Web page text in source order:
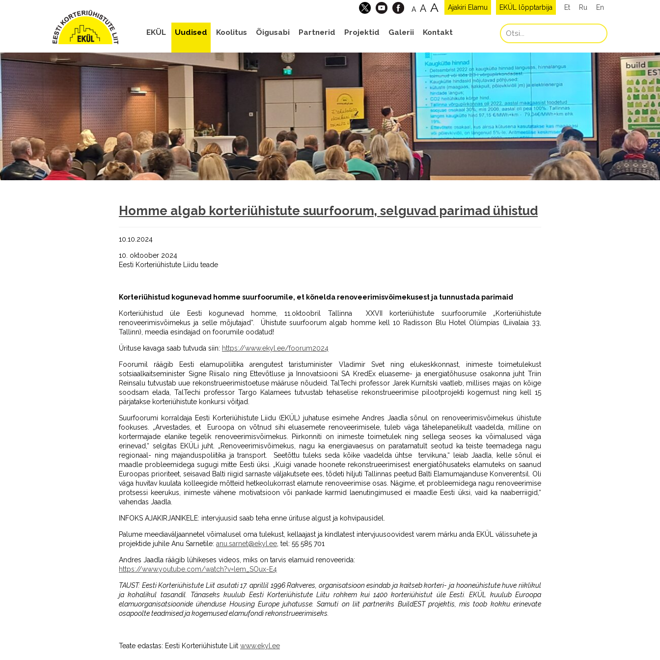
Et Ru En
EKÜL lõpptarbija
Ajakiri Elamu
A A A
EKÜL Uudised Koolitus Õigusabi Partnerid Projektid Galerii Kontakt
Homme algab korteriühistute suurfoorum, selguvad parimad ühistud
10.10.2024
10. oktoober 2024
Eesti Korteriühistute Liidu teade
Korteriühistud kogunevad homme suurfoorumile, et kõnelda renoveerimisvõimekusest ja tunnustada parimaid
Korteriühistud üle Eesti kogunevad homme, 11.oktoobril Tallinna XXVII korteriühistute suurfoorumile „Korteriühistute
renoveerimisvõimekus ja selle mõjutajad“. Ühistute suurfoorum algab homme kell 10 Radisson Blu Hotel Olümpias (Liivalaia 33,
Tallinn), meedia esindajad on foorumile oodatud!
Ürituse kavaga saab tutvuda siin: https://www.ekyl.ee/foorum2024
Foorumil räägib Eesti elamupoliitika arengutest taristuminister Vladimir Svet ning elukeskkonnast, inimeste toimetulekust
sotsiaalkaitseminister Signe Riisalo ning Ettevõtluse ja Innovatsiooni SA KredEx eluaseme- ja energiatõhususe osakonna juht Triin
Reinsalu tutvustab uue rekonstrueerimistoetuse määruse nõudeid. TalTechi professor Jarek Kurnitski vaatleb, millises majas on kõige
soodsam elada, TalTechi professor Targo Kalamees tutvustab tehaselise rekonstrueerimise pilootprojekti kogemust ning kell 15
pärjatakse korteriühistute konkursi võitjad.
Suurfoorumi korraldaja Eesti Korteriühistute Liidu (EKÜL) juhatuse esimehe Andres Jaadla sõnul on renoveerimisvõimekus ühistute
fookuses. „Arvestades, et Euroopa on võtnud sihi eluasemete renoveerimisele, tuleb väga tähelepanelikult vaadelda, milline on
kortermajade elanike tegelik renoveerimisvõimekus. Piirkonniti on inimeste toimetulek ning sellega seoses ka võimalused väga
erinevad,“ selgitas EKÜLi juht. „Renoveerimisvõimekus, nagu ka energiavaesus on paratamatult seotud ka teiste teemadega nagu
regionaal- ning majanduspoliitika ja transport. Seetõttu tuleks seda kõike vaadelda ühtse tervikuna,“ leiab Jaadla, kelle sõnul ei
maadle probleemidega sugugi mitte Eesti üksi. „Kuigi vanade hoonete rekonstrueerimisest energiatõhusateks elamuteks on saanud
Euroopas prioriteet, seisavad Balti riigid sarnaste väljakutsete ees, tõdeti hiljuti Tallinnas peetud Balti Elamumajanduse Konverentsil. Oli
väga huvitav kuulata kolleegide mõtteid hetkeolukorrast elamute renoveerimise osas. Nägime, et probleemidega nagu renoveerimise
protsessi keerukus, inimeste vähene motivatsioon või pankade karmid laenutingimused ei maadle Eesti üksi, vaid ka naaberriigid,“
vahendas Jaadla.
INFOKS AJAKIRJANIKELE: intervjuusid saab teha enne ürituse algust ja kohvipausidel.
Palume meediaväljaannetel võimalusel oma tulekust, kellaajast ja kindlatest intervjuusoovidest varem märku anda EKÜL välissuhete ja
projektide juhile Anu Sarnetile: anu.sarnet@ekyl.ee , tel: 55 585 701
Andres Jaadla räägib lühikeses videos, miks on tarvis elamuid renoveerida:
https://www.youtube.com/watch?v=lem_SOux-E4
TAUST: Eesti Korteriühistute Liit asutati 17. aprillil 1996 Rakveres, organisatsioon esindab ja kaitseb korteri- ja hooneühistute huve riiklikul
ja kohalikul tasandil. Tänaseks kuulub Eesti Korteriühistute Liitu rohkem kui 1400 korteriühistut üle Eesti. EKÜL kuulub Euroopa
elamuorganisatsioonide ühenduse Housing Europe juhatusse. Samuti on liit partneriks BuildEST projektis, mis toob kokku erinevate
osapoolte teadmised ja kogemused elamufondi rekonstrueerimiseks.
Teate edastas: Eesti Korteriühistute Liit www.ekyl.ee